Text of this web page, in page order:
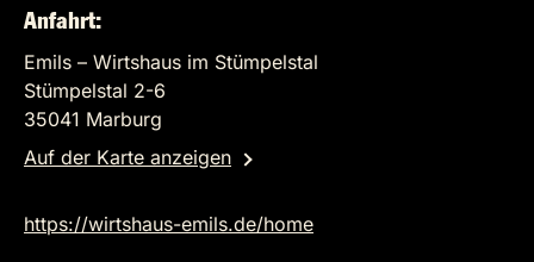
Anfahrt:
Emils – Wirtshaus im Stümpelstal
Stümpelstal 2-6
35041 Marburg
Auf der Karte anzeigen
https://wirtshaus-emils.de/home